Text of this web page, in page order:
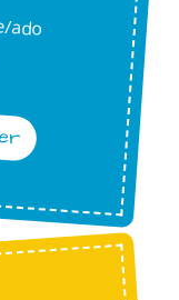
ado